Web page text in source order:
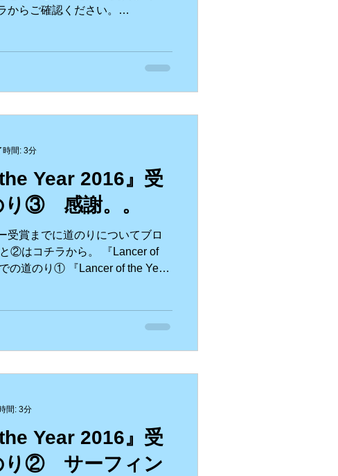
からご確認ください。
Year 2016』受
り③ 感謝。。
受賞までに道のりについてブロ
②はコチラから。 『Lancer of
の道のり① 『Lancer of the Year
時間: 3分
Year 2016』受
り② サーフィン
間: 3分